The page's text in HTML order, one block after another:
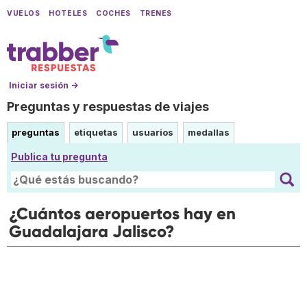
VUELOS HOTELES COCHES TRENES
Iniciar sesión →
Preguntas y respuestas de viajes
preguntas etiquetas usuarios medallas
Publica tu pregunta
¿Cuántos aeropuertos hay en
Guadalajara Jalisco?